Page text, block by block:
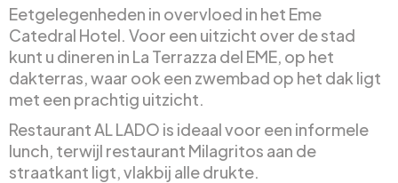
Eetgelegenheden in overvloed in het Eme
Catedral Hotel. Voor een uitzicht over de stad
kunt u dineren in La Terrazza del EME, op het
dakterras, waar ook een zwembad op het dak ligt
met een prachtig uitzicht.
Restaurant AL LADO is ideaal voor een informele
lunch, terwijl restaurant Milagritos aan de
straatkant ligt, vlakbij alle drukte.